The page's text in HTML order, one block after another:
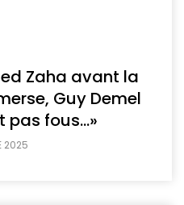
Zaha avant la
Guy Demel
pas fous…»
2025